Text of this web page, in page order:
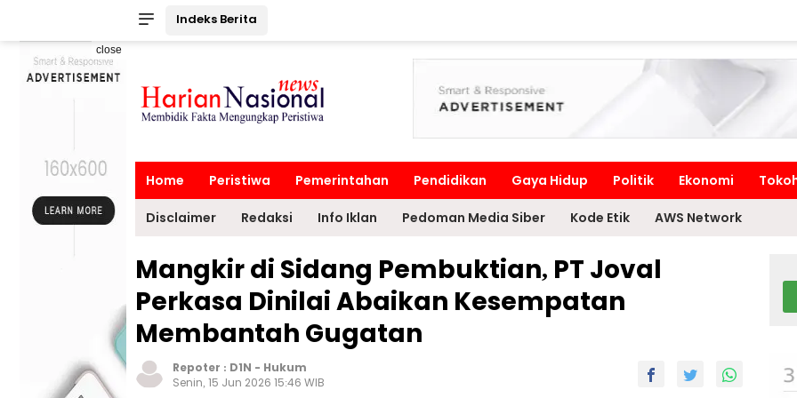
Indeks Berita
close
Home Peristiwa Pemerintahan Pendidikan Gaya Hidup Politik Ekonomi
Disclaimer Redaksi Info Iklan Pedoman Media Siber Kode Etik AWS Network
Mangkir di Sidang Pembuktian, PT Joval
Perkasa Dinilai Abaikan Kesempatan
Membantah Gugatan
Repoter : D1N - Hukum
Senin, 15 Jun 2026 15:46 WIB